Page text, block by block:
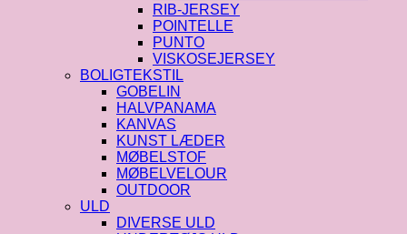
RIB-JERSEY
POINTELLE
PUNTO
VISKOSEJERSEY
BOLIGTEKSTIL
GOBELIN
HALVPANAMA
KANVAS
KUNST LÆDER
MØBELSTOF
MØBELVELOUR
OUTDOOR
ULD
DIVERSE ULD